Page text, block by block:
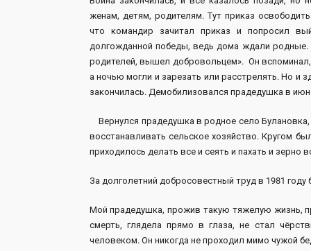
женам, детям, родителям. Тут приказ
что командир зачитал приказ и попросил
долгожданной победы, ведь дома ждали
родителей, вышел добровольцем». Он
а ночью могли и зарезать или расстрелять. Но и
закончилась. Демобилизовался прадедушка в
Вернулся прадедушка в родное село
восстанавливать сельское хозяйство. Кругом
приходилось делать все и сеять и пахать и зерно
За долголетний добросовестный труд в 1981
Мой прадедушка, прожив такую тяжелую жизнь,
смерть, глядела прямо в глаза, не стал
человеком. Он никогда не проходил мимо чужой